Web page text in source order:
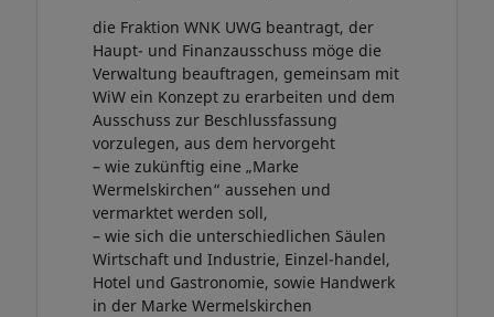
die Fraktion WNK UWG beantragt, der
Haupt- und Finanzausschuss möge die
Verwaltung beauftragen, gemeinsam mit
WiW ein Konzept zu erarbeiten und dem
Ausschuss zur Beschlussfassung
vorzulegen, aus dem hervorgeht
– wie zukünftig eine „Marke
Wermelskirchen“ aussehen und
vermarktet werden soll,
– wie sich die unterschiedlichen Säulen
Wirtschaft und Industrie, Einzel-handel,
Hotel und Gastronomie, sowie Handwerk
in der Marke Wermelskirchen